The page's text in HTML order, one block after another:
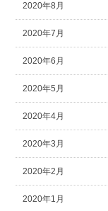
2020年8月
2020年7月
2020年6月
2020年5月
2020年4月
2020年3月
2020年2月
2020年1月